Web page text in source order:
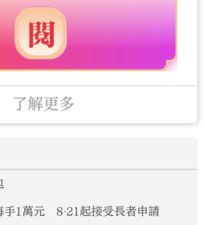
了解更多
手1萬元 8‧21起接受長者申請